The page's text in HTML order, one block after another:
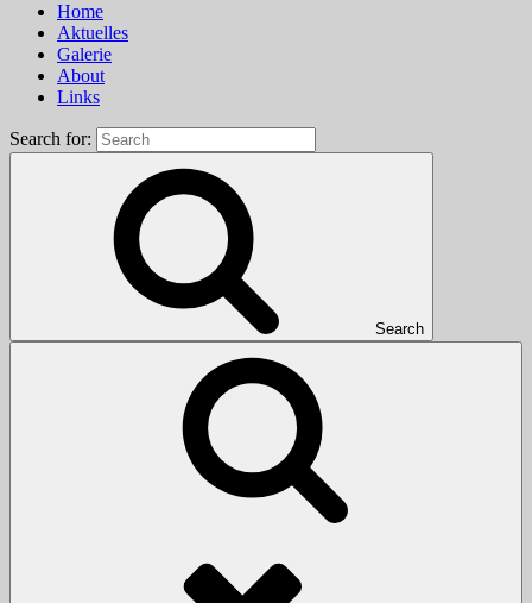
Home
Aktuelles
Galerie
About
Links
Search for:
Search